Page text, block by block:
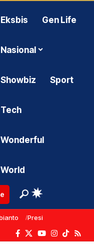
Eksbis Gen Life
Nasional
Showbiz Sport
Tech
Wonderful
World
Presiden Prabowo